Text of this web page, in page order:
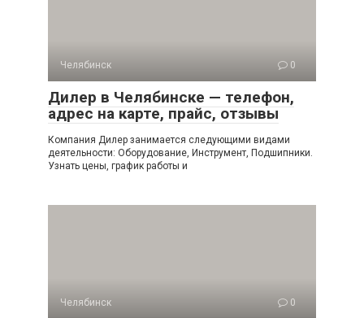
Челябинск 0
Дилер в Челябинске — телефон,
адрес на карте, прайс, отзывы
Компания Дилер занимается следующими видами
деятельности: Оборудование, Инструмент, Подшипники.
Узнать цены, график работы и
Челябинск 0